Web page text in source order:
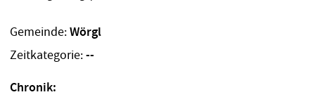
Gemeinde:Wörgl
Zeitkategorie:--
Chronik: